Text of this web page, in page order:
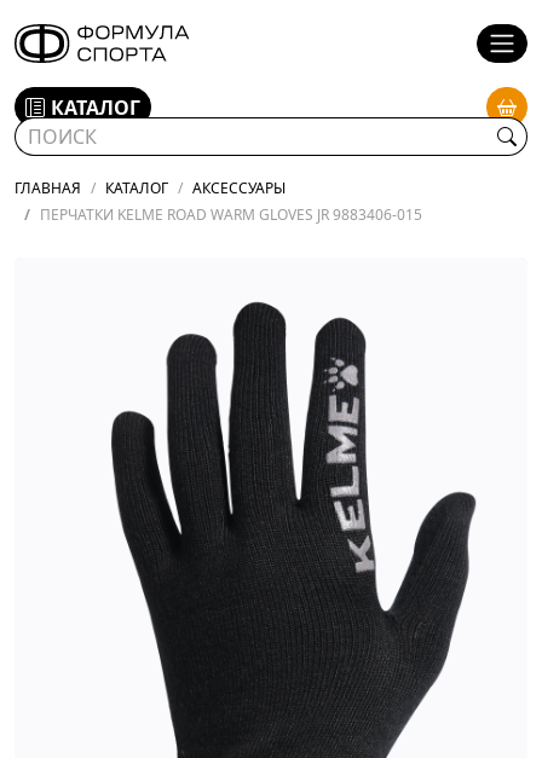
КАТАЛОГ
ГЛАВНАЯ КАТАЛОГ
АКСЕССУАРЫ
ПЕРЧАТКИ KELME ROAD WARM GLOVES JR 9883406-015